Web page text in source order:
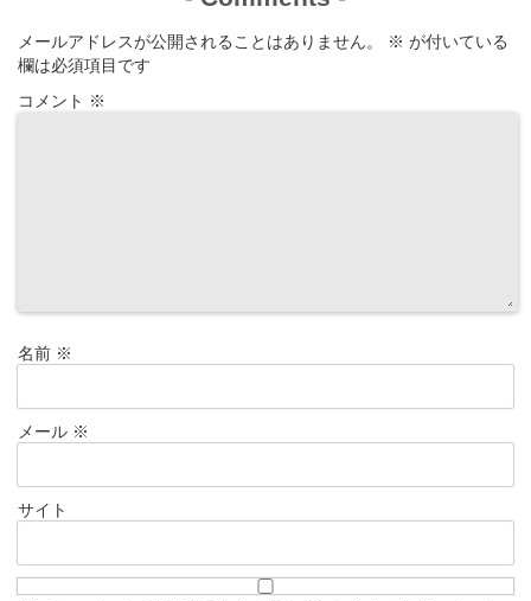
メールアドレスが公開されることはありません。 ※ が付いている
欄は必須項目です
コメント ※
名前 ※
メール ※
サイト